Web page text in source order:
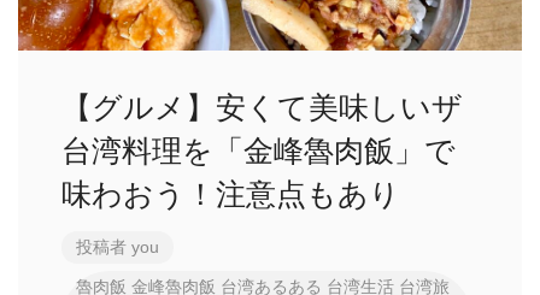
【グルメ】安くて美味しいザ
台湾料理を「金峰魯肉飯」で
味わおう！注意点もあり
投稿者 you
魯肉飯 金峰魯肉飯 台湾あるある 台湾生活 台湾旅